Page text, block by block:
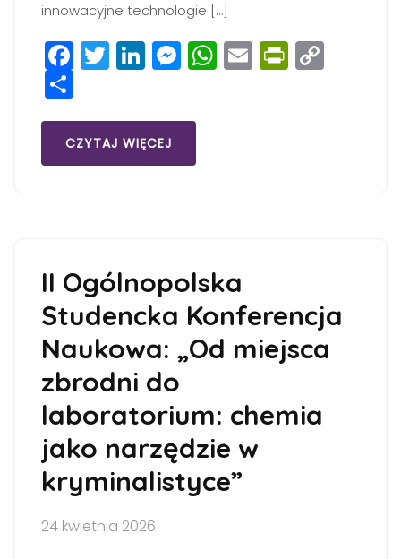
innowacyjne technologie […]
Facebook
Twitter
LinkedIn
Messenger
WhatsApp
Email
Share
CZYTAJ WIĘCEJ
II Ogólnopolska
Studencka Konferencja
Naukowa: „Od miejsca
zbrodni do
laboratorium: chemia
jako narzędzie w
kryminalistyce”
24 kwietnia 2026